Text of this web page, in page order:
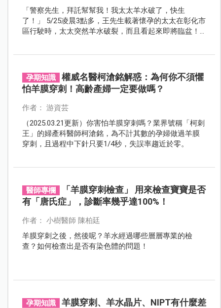
「警察先生，拜託幫幫我！我太太羊水破了，快生
了！」 5/25凌晨3點多，王先生載著懷孕的太太在彰化市
區行駛時，太太突然羊水破裂，而且看起來即將臨盆！
孕期知識
權威名醫柯滄銘解惑：為何你不須懼
怕羊膜穿刺！高齡產婦一定要做嗎？
作者： 游資芸
（2025.03.21更新）你害怕羊膜穿刺嗎？業界號稱「柯刺
王」的婦產科醫師柯滄銘，為不計其數的孕婦做過羊膜
穿刺，且過程中下針只要1/4秒，失誤率趨近於零。
醫師專欄
「羊膜穿刺檢查」 用來檢查寶寶是否
有「唐氏症」，診斷率幾乎達100%！
作者： 小樹醫師 陳柏廷
羊膜穿刺之後，然後呢？羊水經過哪些層層專業的檢
查？如何檢查出是否有染色體的問題！
孕期知識
羊膜穿刺、羊水晶片、NIPT有什麼差